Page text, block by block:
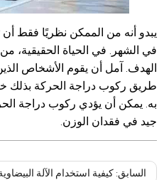
في الشهر. في الحياة الحقيقية،
الهدف. آمل أن يقوم الأشخاص
طريق ركوب دراجة الحركة بذلك
به. يمكن أن يؤدي ركوب دراجة
جيد في فقدان الوزن.
السابق: كيفية استخدام الآلة